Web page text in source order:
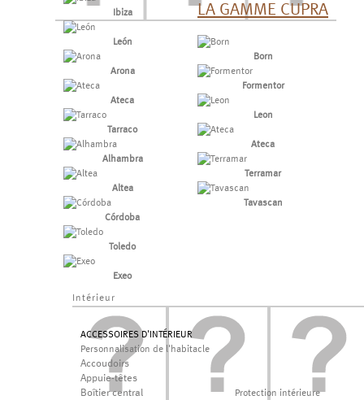
Ibiza
León
Arona
Ateca
Tarraco
Alhambra
Altea
Córdoba
Toledo
Exeo
LA GAMME CUPRA
Born
Formentor
Leon
Ateca
Terramar
Tavascan
Intérieur
ACCESSOIRES D'INTÉRIEUR
Personnalisation de l'habitacle
Accoudoirs
Appuie-têtes
Boîtier central
Protection intérieure